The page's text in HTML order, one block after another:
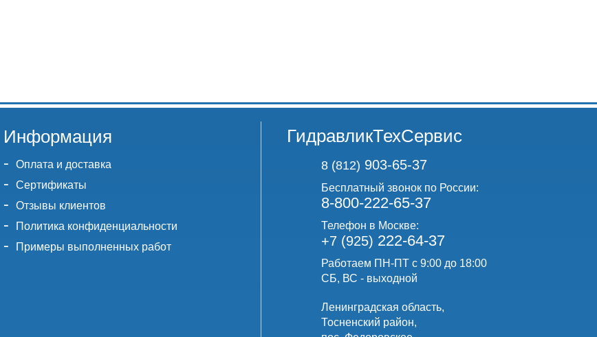
Информация
Оплата и доставка
Сертификаты
Отзывы клиентов
Политика конфиденциальности
Примеры выполненных работ
ГидравликТехСервис
8 (812) 903-65-37
Бесплатный звонок по России:
8-800-222-65-37
Телефон в Москве:
+7 (925) 222-64-37
Работаем ПН-ПТ с 9:00 до 18:00
СБ, ВС - выходной
Ленинградская область,
Тосненский район,